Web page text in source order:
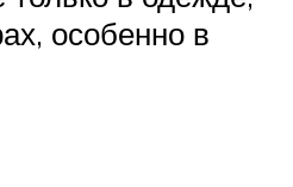
особенно в